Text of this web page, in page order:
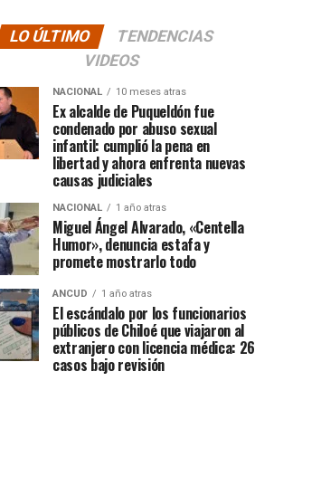
LO ÚLTIMO
TENDENCIAS
VIDEOS
NACIONAL 10 meses atras
Ex alcalde de Puqueldón fue
condenado por abuso sexual
infantil: cumplió la pena en
libertad y ahora enfrenta nuevas
causas judiciales
NACIONAL 1 año atras
Miguel Ángel Alvarado, «Centella
Humor», denuncia estafa y
promete mostrarlo todo
ANCUD 1 año atras
El escándalo por los funcionarios
públicos de Chiloé que viajaron al
extranjero con licencia médica: 26
casos bajo revisión